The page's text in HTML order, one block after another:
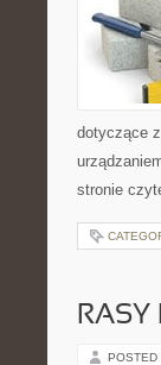
dotyczące
stronie
RASY
POSTED